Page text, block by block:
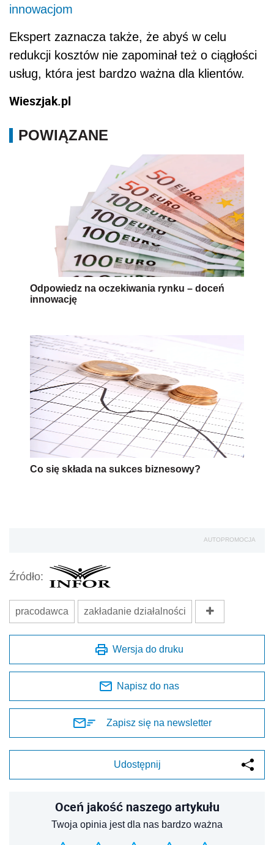
innowacjom
Ekspert zaznacza także, że abyś w celu
redukcji kosztów nie zapominał też o ciągłości
usług, która jest bardzo ważna dla klientów.
Wieszjak.pl
POWIĄZANE
Odpowiedz na oczekiwania rynku – doceń
innowację
Co się składa na sukces biznesowy?
AUTOPROMOCJA
Źródło:
pracodawca zakładanie działalności
Wersja do druku
Napisz do nas
Zapisz się na newsletter
Udostępnij
Oceń jakość naszego artykułu
Twoja opinia jest dla nas bardzo ważna